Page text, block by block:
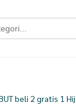
beli 2 gratis 1